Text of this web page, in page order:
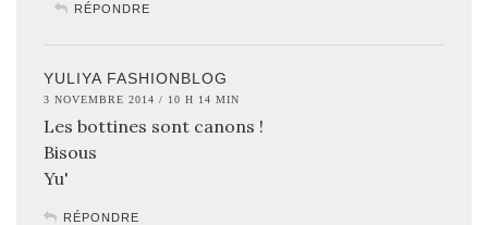
RÉPONDRE
YULIYA FASHIONBLOG
3 NOVEMBRE 2014 / 10 H 14 MIN
Les bottines sont canons !
Bisous
Yu'
RÉPONDRE